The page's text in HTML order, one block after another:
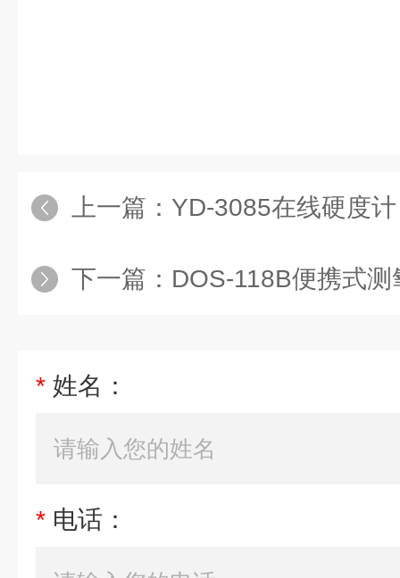
上一篇： YD-3085在线硬度计
下一篇： DOS-118B便携式
* 姓名：
* 电话：